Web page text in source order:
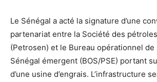
Le Sénégal a acté la signature d’une
partenariat entre la Société des
(Petrosen) et le Bureau opérationnel de
Sénégal émergent (BOS/PSE) portant
d’une usine d’engrais. L’infrastructure